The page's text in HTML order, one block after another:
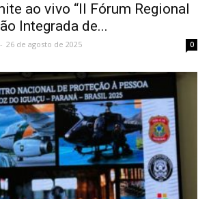
ao vivo “II Fórum Regional
Integrada de...
- 26 de agosto de 2025 0